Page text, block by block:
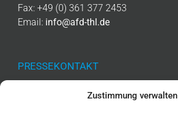
Zustimmung verwalten
Fax: +49 (0) 361 377 2453
Email: info@afd-thl.de
PRESSEKONTAKT
Telefon: +49 (0) 361 377 2476